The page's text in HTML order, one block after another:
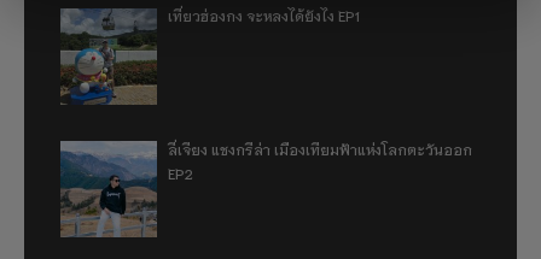
เที่ยวฮ่องกง จะหลงได้ยังไง EP1
ลี่เจียง แชงกรีล่า เมืองเทียมฟ้าแห่งโลกตะวันออก
EP2